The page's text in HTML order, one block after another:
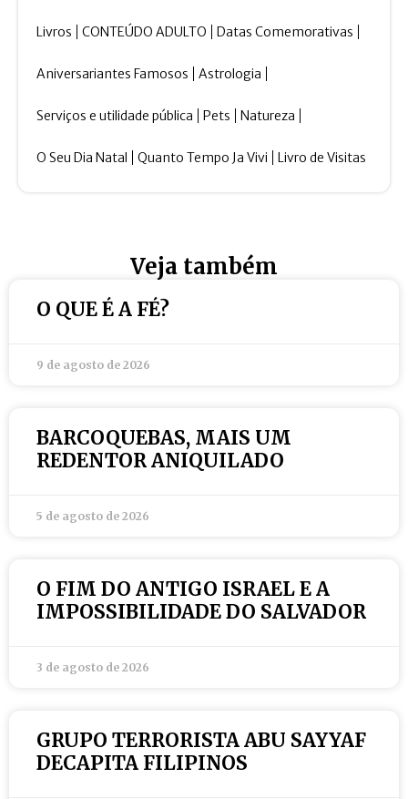
Livros CONTEÚDO ADULTO Datas Comemorativas
Aniversariantes Famosos Astrologia
Serviços e utilidade pública Pets Natureza
O Seu Dia Natal Quanto Tempo Ja Vivi Livro de Visitas
Veja também
O QUE É A FÉ?
9 de agosto de 2026
BARCOQUEBAS, MAIS UM
REDENTOR ANIQUILADO
5 de agosto de 2026
O FIM DO ANTIGO ISRAEL E A
IMPOSSIBILIDADE DO SALVADOR
3 de agosto de 2026
GRUPO TERRORISTA ABU SAYYAF
DECAPITA FILIPINOS